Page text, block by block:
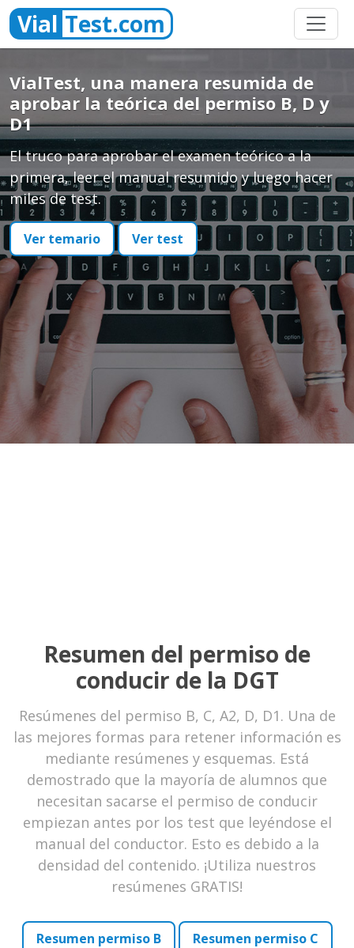
Vial Test.com
VialTest, una manera resumida de
aprobar la teórica del permiso B, D y
D1
El truco para aprobar el examen teórico a la
primera, leer el manual resumido y luego hacer
miles de test.
Ver temario Ver test
Resumen del permiso de
conducir de la DGT
Resúmenes del permiso B, C, A2, D, D1. Una de
las mejores formas para retener información es
mediante resúmenes y esquemas. Está
demostrado que la mayoría de alumnos que
necesitan sacarse el permiso de conducir
empiezan antes por los test que leyéndose el
manual del conductor. Esto es debido a la
densidad del contenido. ¡Utiliza nuestros
resúmenes GRATIS!
Resumen permiso B Resumen permiso C